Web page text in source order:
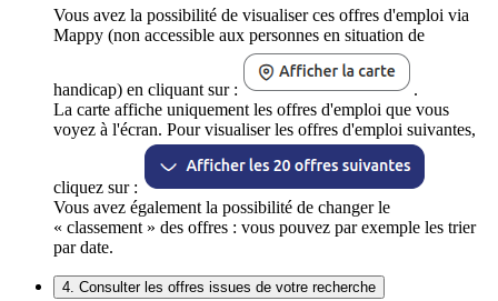
Vous avez la possibilité de visualiser ces offres d'emploi via
Mappy (non accessible aux personnes en situation de
handicap) en cliquant sur :
.
La carte affiche uniquement les offres d'emploi que vous
voyez à l'écran. Pour visualiser les offres d'emploi suivantes,
cliquez sur :
Vous avez également la possibilité de changer le
« classement » des offres : vous pouvez par exemple les trier
par date.
4. Consulter les offres issues de votre recherche